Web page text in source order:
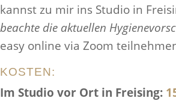
kannst zu mir ins Studio in
beachte die aktuellen
easy online via Zoom
KOSTEN:
Im Studio vor Ort in Freising: